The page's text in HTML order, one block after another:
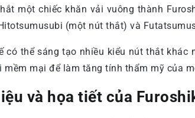
một chiếc khăn vải vuông thành
(một nút thắt) và
có thể sáng tạo nhiều kiểu nút thắt
mềm mại để làm tăng tính thẩm mỹ của
và họa tiết của